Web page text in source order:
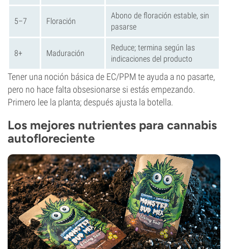
5–7 Floración
Abono de floración estable, sin
pasarse
8+ Maduración
Reduce; termina según las
indicaciones del producto
Tener una noción básica de EC/PPM te ayuda a no pasarte,
pero no hace falta obsesionarse si estás empezando.
Primero lee la planta; después ajusta la botella.
Los mejores nutrientes para cannabis
autofloreciente